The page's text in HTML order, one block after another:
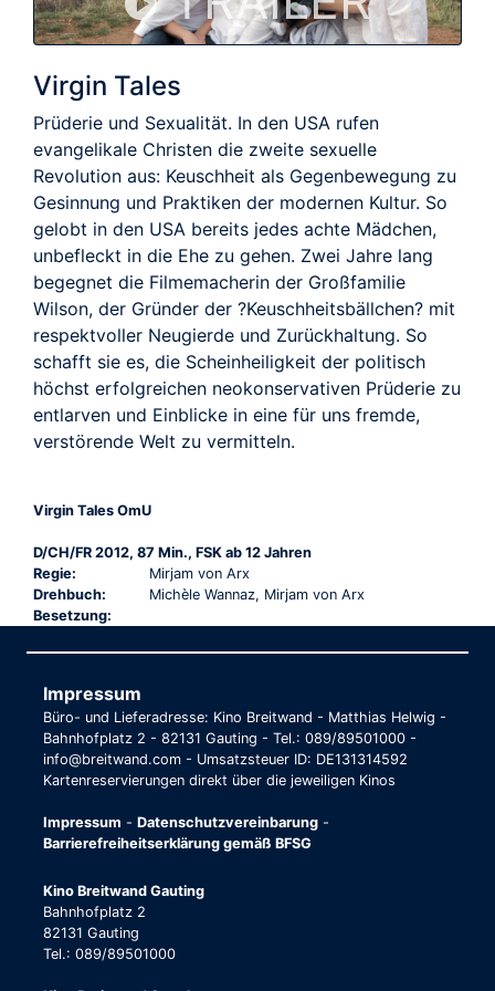
Virgin Tales
Prüderie und Sexualität. In den USA rufen
evangelikale Christen die zweite sexuelle
Revolution aus: Keuschheit als Gegenbewegung zu
Gesinnung und Praktiken der modernen Kultur. So
gelobt in den USA bereits jedes achte Mädchen,
unbefleckt in die Ehe zu gehen. Zwei Jahre lang
begegnet die Filmemacherin der Großfamilie
Wilson, der Gründer der ?Keuschheitsbällchen? mit
respektvoller Neugierde und Zurückhaltung. So
schafft sie es, die Scheinheiligkeit der politisch
höchst erfolgreichen neokonservativen Prüderie zu
entlarven und Einblicke in eine für uns fremde,
verstörende Welt zu vermitteln.
Virgin Tales OmU
D/CH/FR 2012, 87 Min., FSK ab 12 Jahren
Regie:
Mirjam von Arx
Drehbuch:
Michèle Wannaz, Mirjam von Arx
Besetzung:
Impressum
Büro- und Lieferadresse: Kino Breitwand - Matthias Helwig -
Bahnhofplatz 2 - 82131 Gauting - Tel.: 089/89501000 -
info@breitwand.com - Umsatzsteuer ID: DE131314592
Kartenreservierungen direkt über die jeweiligen Kinos
Impressum - Datenschutzvereinbarung -
Barrierefreiheitserklärung gemäß BFSG
Kino Breitwand Gauting
Bahnhofplatz 2
82131 Gauting
Tel.: 089/89501000